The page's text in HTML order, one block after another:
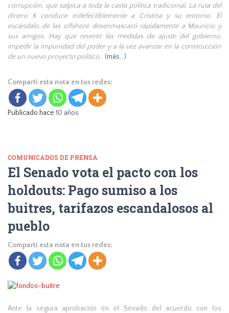
corrupción, que salpica a toda la casta política tradicional. La ruta del
dinero K conduce indefectiblemente a Cristina y su entorno. El
escándalo de las offshore desenmascaró rápidamente a Mauricio y
sus amigos. Hay que revertir las medidas de ajuste del gobierno,
impedir la impunidad del poder y a la vez avanzar en la construcción
de un nuevo proyecto político. (más…)
Compartí esta nota en tus redes:
Publicado hace 10 años
COMUNICADOS DE PRENSA
El Senado vota el pacto con los
holdouts: Pago sumiso a los
buitres, tarifazos escandalosos al
pueblo
Compartí esta nota en tus redes:
Ante la segura aprobación en el Senado del acuerdo con los